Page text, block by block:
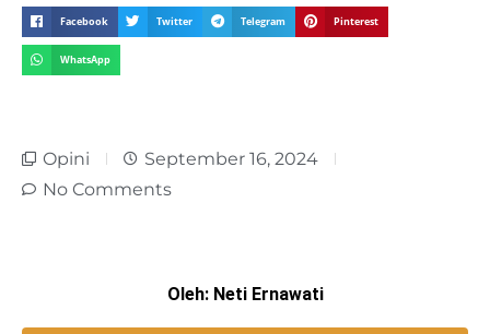
Facebook Twitter Telegram Pinterest
WhatsApp
Opini
September 16, 2024
No Comments
Oleh: Neti Ernawati